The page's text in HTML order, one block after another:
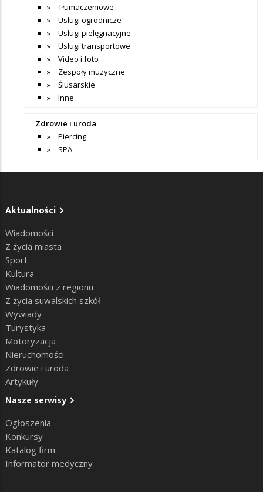
Tłumaczeniowe
Usługi ogrodnicze
Usługi pielęgnacyjne
Usługi transportowe
Video i foto
Zespoły muzyczne
Ślusarskie
Inne
Zdrowie i uroda
Piercing
SPA
Aktualności
Wiadomości
Z życia miasta
Sport
Kultura
Wiadomości z regionu
Z życia suwalskich szkół
Wywiady
Turystyka
Motoryzacja
Nieruchomości
Zdrowie i uroda
Artykuły
Nasze serwisy
Ogłoszenia
Konkursy
Katalog firm
Informator medyczny